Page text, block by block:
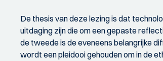
De thesis van deze lezing is dat
uitdaging zijn die om een gepaste
de tweede is de eveneens belangrijke
wordt een pleidooi gehouden om in de